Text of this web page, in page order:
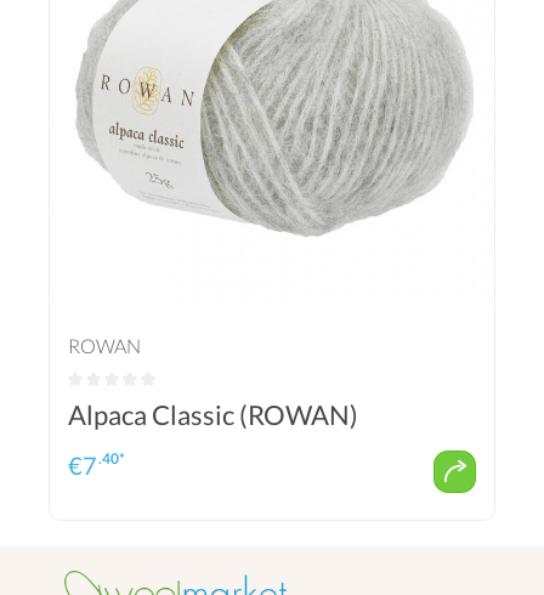
ROWAN
Alpaca Classic (ROWAN)
€7.40*